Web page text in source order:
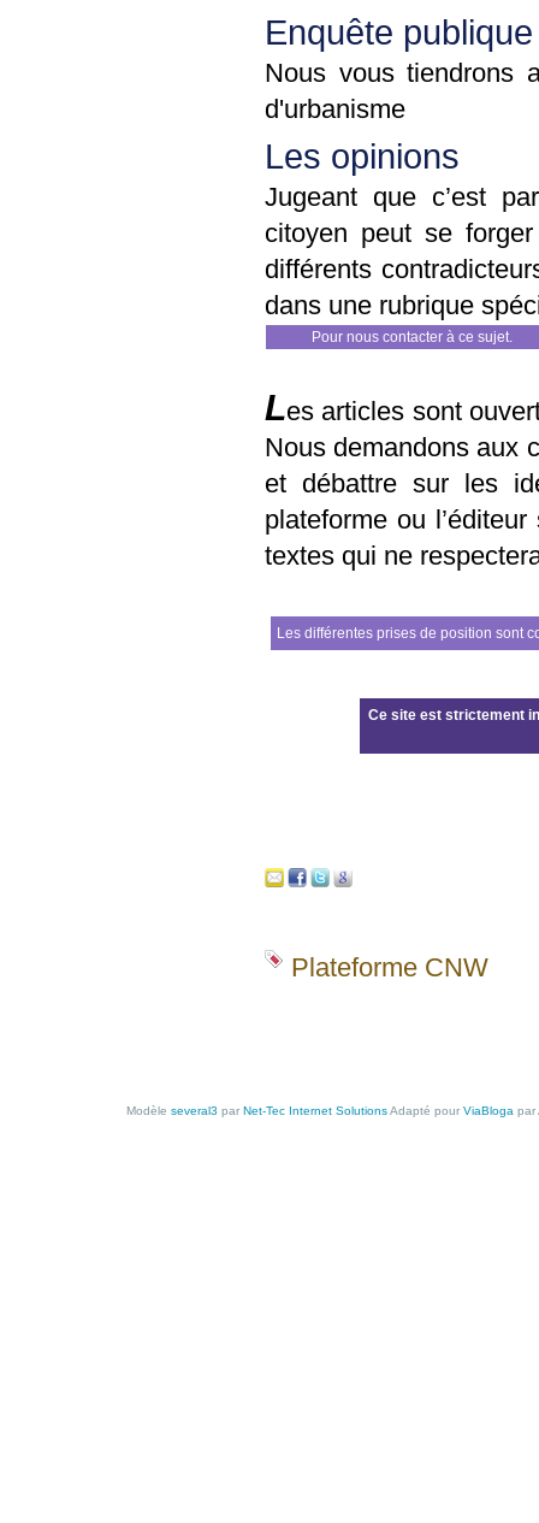
Enquête publique
Nous vous tiendrons
d'urbanisme
Les opinions
Jugeant que c’est
citoyen peut se
différents
dans une rubrique
Pour nous contacter à ce sujet.
Les articles sont
Nous demandons aux
et débattre sur les
plateforme ou
textes qui ne
Les différentes prises de position sont
Ce site est strictement
Plateforme CNW
Modèle several3 par Net-Tec Internet SolutionsAdapté pour ViaBloga par